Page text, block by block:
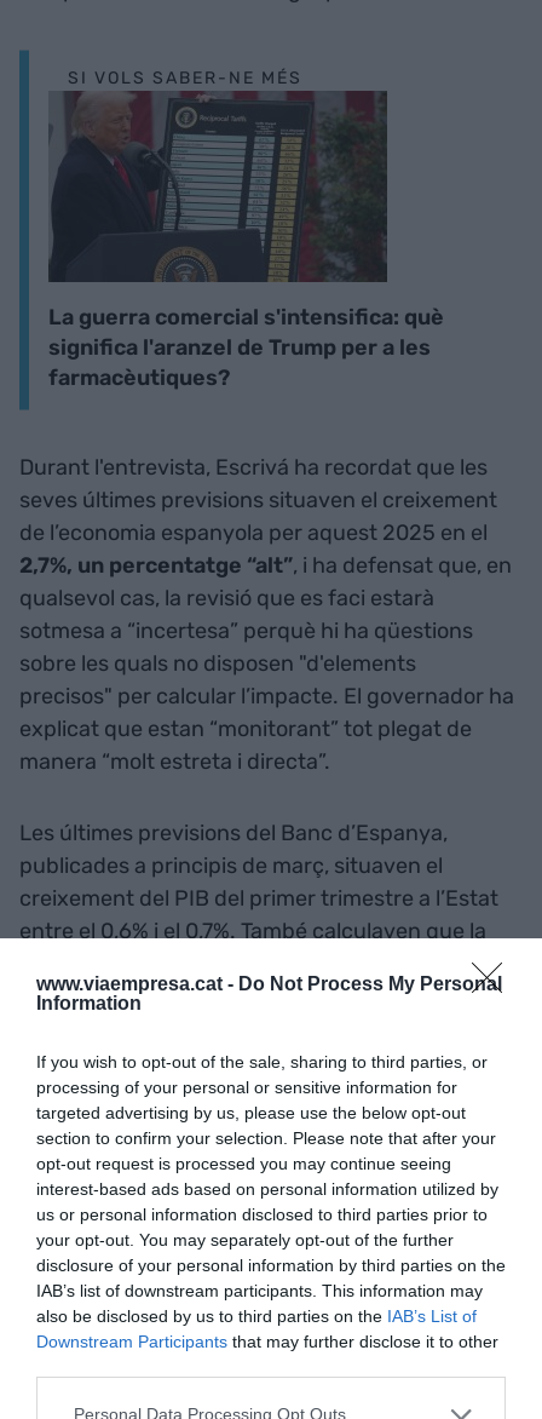
www.viaempresa.cat - Do Not Process My Personal
Information
If you wish to opt-out of the sale, sharing to third parties, or
processing of your personal or sensitive information for
targeted advertising by us, please use the below opt-out
section to confirm your selection. Please note that after your
opt-out request is processed you may continue seeing
interest-based ads based on personal information utilized by
us or personal information disclosed to third parties prior to
your opt-out. You may separately opt-out of the further
disclosure of your personal information by third parties on the
IAB’s list of downstream participants. This information may
also be disclosed by us to third parties on the IAB’s List of
Downstream Participants that may further disclose it to other
Personal Data Processing Opt Outs
SI VOLS SABER-NE MÉS
La guerra comercial s'intensifica: què
significa l'aranzel de Trump per a les
farmacèutiques?
Durant l'entrevista, Escrivá ha recordat que les
seves últimes previsions situaven el creixement
de l’economia espanyola per aquest 2025 en el
2,7%, un percentatge “alt”, i ha defensat que, en
qualsevol cas, la revisió que es faci estarà
sotmesa a “incertesa” perquè hi ha qüestions
sobre les quals no disposen "d'elements
precisos" per calcular l’impacte. El governador ha
explicat que estan “monitorant” tot plegat de
manera “molt estreta i directa”.
Les últimes previsions del Banc d’Espanya,
publicades a principis de març, situaven el
creixement del PIB del primer trimestre a l’Estat
entre el 0,6% i el 0,7%. També calculaven que la
se situaria en el 2,5% aquest 2025 i el
dèficit baixaria fins al 2,6% del PIB.
"No hi ha perill de
recessió"
D'altra banda, Escrivá ha afirmat que aquesta
"pertorbació d'oferta" que ha generat Trump amb
les seves polítiques és "molt dura" i té "el potencial
de generar fortes caigudes d'activitat econòmica
o desacceleració en aquelles economies", com
l'espanyola, que està creixent a nivells
"relativament alts".